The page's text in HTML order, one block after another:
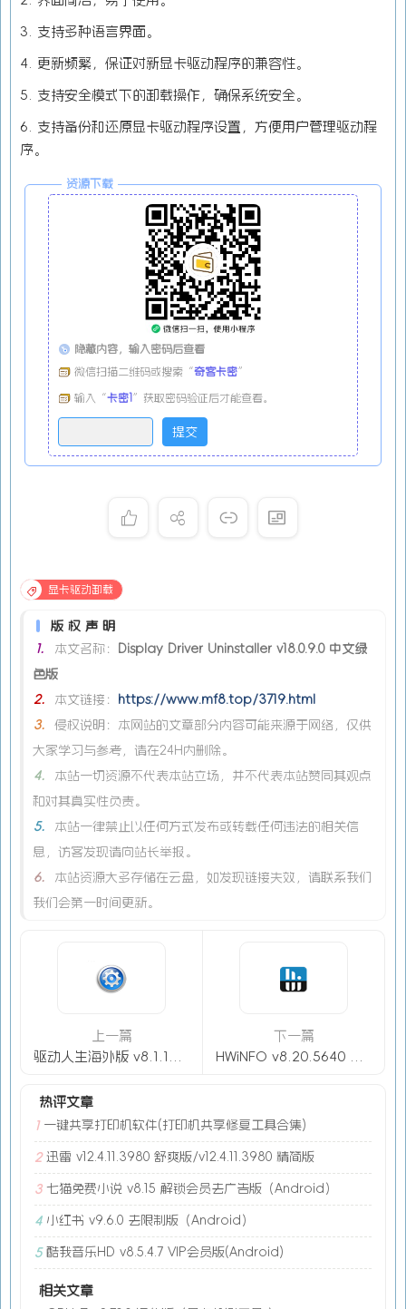
3. 支持多种语言界面。
4. 更新频繁，保证对新显卡驱动程序的兼容性。
5. 支持安全模式下的卸载操作，确保系统安全。
6. 支持备份和还原显卡驱动程序设置，方便用户管理驱动程
序。
资源下载
隐藏内容，输入密码后查看
微信扫描二维码或搜索“奇客卡密”
输入“卡密1 ”获取密码验证后才能查看。
显卡驱动卸载
版权声明
1.
本文名称：
Display Driver Uninstaller v18.0.9.0 中文绿
色版
2.
本文链接：
https://www.mf8.top/3719.html
3.
侵权说明：本网站的文章部分内容可能来源于网络，仅供
大家学习与参考，请在24H内删除。
4.
本站一切资源不代表本站立场，并不代表本站赞同其观点
和对其真实性负责。
5.
本站一律禁止以任何方式发布或转载任何违法的相关信
息，访客发现请向站长举报。
6.
本站资源大多存储在云盘，如发现链接失效，请联系我们
我们会第一时间更新。
上一篇
下一篇
热评文章
1 一键共享打印机软件(打印机共享修复工具合集)
2 迅雷 v12.4.11.3980 舒爽版/v12.4.11.3980 精简版
3 七猫免费小说 v8.15 解锁会员去广告版（Android）
4 小红书 v9.6.0 去限制版（Android）
5 酷我音乐HD v8.5.4.7 VIP会员版(Android)
相关文章